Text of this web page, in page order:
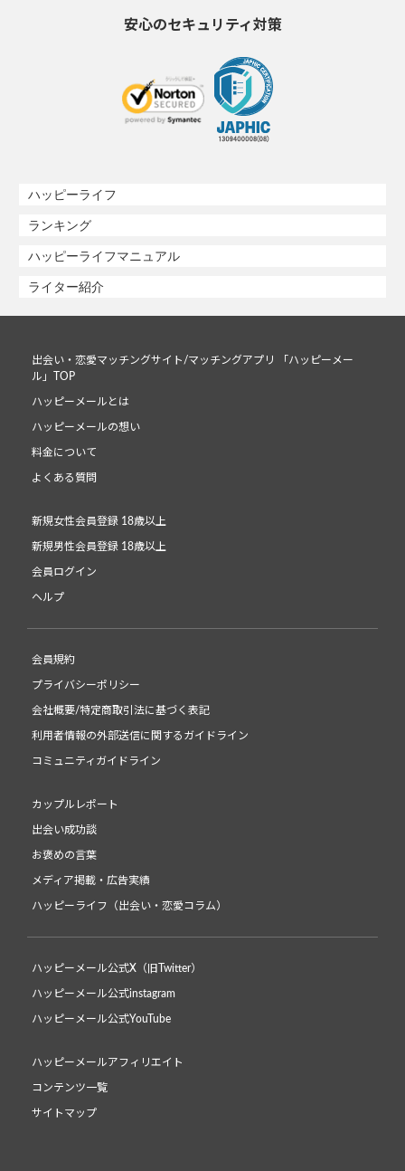
安心のセキュリティ対策
ハッピーライフ
ランキング
ハッピーライフマニュアル
ライター紹介
出会い・恋愛マッチングサイト/マッチングアプリ 「ハッピーメー
ル」TOP
ハッピーメールとは
ハッピーメールの想い
料金について
よくある質問
新規女性会員登録 18歳以上
新規男性会員登録 18歳以上
会員ログイン
ヘルプ
会員規約
プライバシーポリシー
会社概要/特定商取引法に基づく表記
利用者情報の外部送信に関するガイドライン
コミュニティガイドライン
カップルレポート
出会い成功談
お褒めの言葉
メディア掲載・広告実績
ハッピーライフ（出会い・恋愛コラム）
ハッピーメール公式X（旧Twitter）
ハッピーメール公式instagram
ハッピーメール公式YouTube
ハッピーメールアフィリエイト
コンテンツ一覧
サイトマップ